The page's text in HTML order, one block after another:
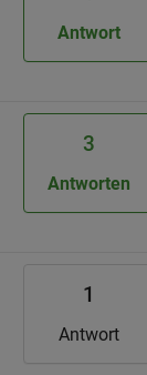
Antwort
3
Antworten
1
Antwort